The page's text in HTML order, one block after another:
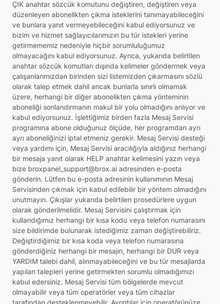
ÇIK anahtar sözcük komutunu değiştiren, değiştiren veya
düzenleyen abonelikten çıkma isteklerini tanımayabileceğini
ve bunlara yanıt vermeyebileceğini kabul ediyorsunuz ve
bizim ve hizmet sağlayıcılarımızın bu tür istekleri yerine
getirmememiz nedeniyle hiçbir sorumluluğumuz
olmayacağını kabul ediyorsunuz. Ayrıca, yukarıda belirtilen
anahtar sözcük komutları dışında kelimeler göndermek veya
çalışanlarımızdan birinden sizi listemizden çıkarmasını sözlü
olarak talep etmek dahil ancak bunlarla sınırlı olmamak
üzere, herhangi bir diğer abonelikten çıkma yönteminin
aboneliği sonlandırmanın makul bir yolu olmadığını anlıyor ve
kabul ediyorsunuz. İşlettiğimiz birden fazla Mesaj Servisi
programına abone olduğunuz ölçüde, her programdan ayrı
ayrı aboneliğinizi iptal etmeniz gerekir. Mesaj Servisi desteği
veya yardımı için, Mesaj Servisi aracılığıyla aldığınız herhangi
bir mesaja yanıt olarak HELP anahtar kelimesini yazın veya
bize broxpanel_support@brox.ai adresinden e-posta
gönderin. Lütfen bu e-posta adresinin kullanımının Mesaj
Servisinden çıkmak için kabul edilebilir bir yöntem olmadığını
unutmayın. Çıkışlar yukarıda belirtilen prosedürlere uygun
olarak gönderilmelidir. Mesaj Servisini çalıştırmak için
kullandığımız herhangi bir kısa kodu veya telefon numarasını
size bildirimde bulunarak istediğimiz zaman değiştirebiliriz.
Değiştirdiğimiz bir kısa koda veya telefon numarasına
gönderdiğiniz herhangi bir mesajın, herhangi bir DUR veya
YARDIM talebi dahil, alınmayabileceğini ve bu tür mesajlarda
yapılan talepleri yerine getirmekten sorumlu olmadığımızı
kabul edersiniz. Mesaj Servisi tüm bölgelerde mevcut
olmayabilir veya tüm operatörler veya tüm cihazlar
tarafından desteklenmeyebilir. Ayrıntılar için operatörünüze